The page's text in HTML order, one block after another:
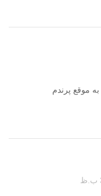
موقع پرندم